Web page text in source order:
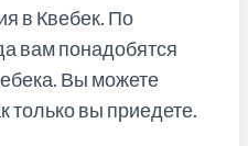
в Квебек. По
вам понадобятся
Вы можете
только вы приедете.